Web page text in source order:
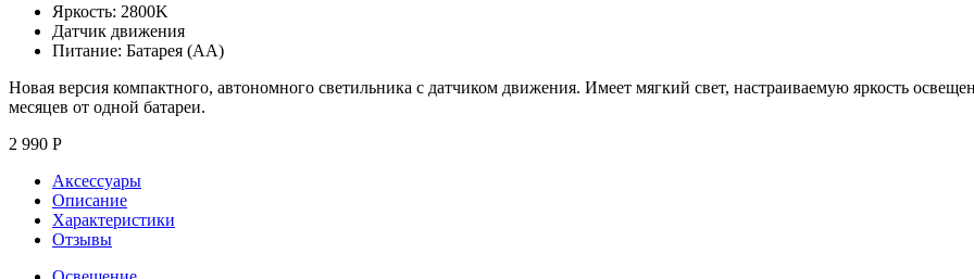
Яркость: 2800K
Датчик движения
Питание: Батарея (АА)
Новая версия компактного, автономного светильника с датчиком движения. Имеет мягкий свет, настраиваемую яркость
месяцев от одной батареи.
2 990 Р
Аксессуары
Описание
Характеристики
Отзывы